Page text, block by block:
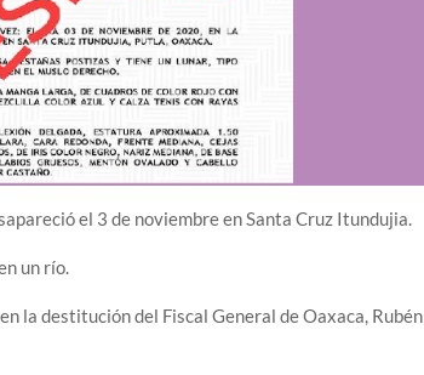
el 3 de noviembre en Santa Cruz Itundujia.
un río.
la destitución del Fiscal General de Oaxaca, Rubén